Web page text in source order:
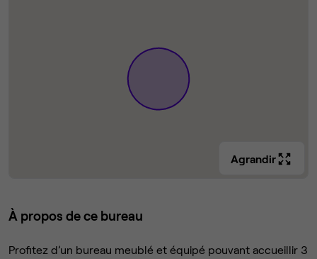
Agrandir
À propos de ce bureau
Profitez d’un bureau meublé et équipé pouvant accueillir 3